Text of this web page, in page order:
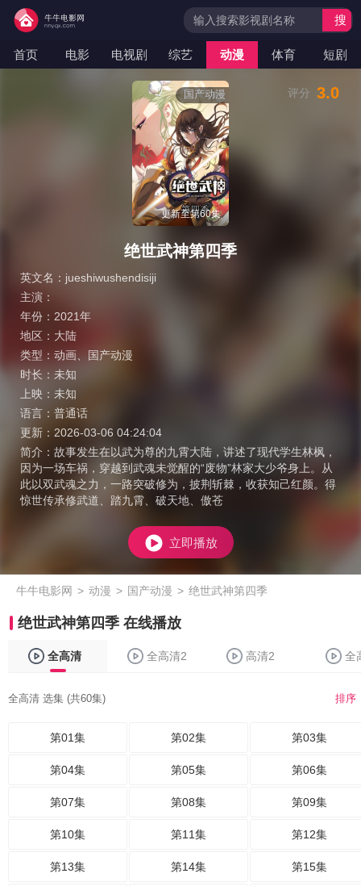
首页 电影 电视剧 综艺 动漫 体育 短剧
搜
国产动漫
更新至第60集
绝世武神第四季
英文名： jueshiwushendisiji
主演：
年份： 2021年
地区： 大陆
类型： 动画
国产动漫
时长： 未知
上映： 未知
语言： 普通话
更新： 2026-03-06 04:24:04
简介： 故事发生在以武为尊的九霄大陆，讲述了现代学生林枫，
因为一场车祸，穿越到武魂未觉醒的“废物”林家大少爷身上。从
此以双武魂之力，一路突破修为，披荆斩棘，收获知己红颜。得
惊世传承修武道、踏九霄、破天地、傲苍
评分 3.0
立即播放
牛牛电影网 > 动漫 > 国产动漫 > 绝世武神第四季
绝世武神第四季 在线播放
全高清 全高清2 高清2 全
全高清 选集 (共60集) 排序
第01集 第02集 第03集
第04集 第05集 第06集
第07集 第08集 第09集
第10集 第11集 第12集
第13集 第14集 第15集